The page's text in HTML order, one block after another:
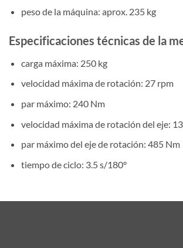
peso de la máquina: aprox. 235 kg
Especificaciones técnicas de la
carga máxima: 250 kg
velocidad máxima de rotación: 27 rpm
par máximo: 240 Nm
velocidad máxima de rotación del eje:
par máximo del eje de rotación: 485 Nm
tiempo de ciclo: 3.5 s/180°